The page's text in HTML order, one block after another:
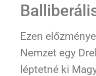
Ezen
Nemzet egy
léptetné ki